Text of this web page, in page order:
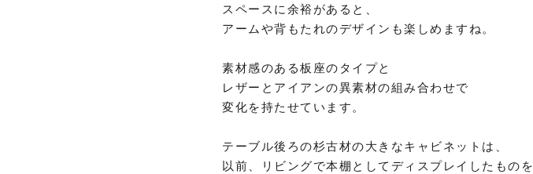
スペースに余裕があると、
アームや背もたれのデザインも楽しめますね。
素材感のある板座のタイプと
レザーとアイアンの異素材の組み合わせで
変化を持たせています。
テーブル後ろの杉古材の大きなキャビネットは、
以前、リビングで本棚としてディスプレイしたものを